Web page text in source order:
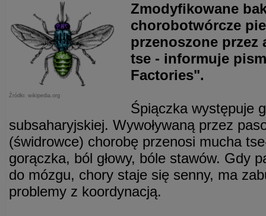
Źródło: wikipedia.org
Zmodyfikowane
chorobotwórcze
przenoszone przez
tse - informuje
Factories".
Śpiączka występuje
subsaharyjskiej. Wywoływaną przez
(świdrowce) chorobę przenosi mucha
gorączka, ból głowy, bóle stawów. Gdy
do mózgu, chory staje się senny, ma
problemy z koordynacją.